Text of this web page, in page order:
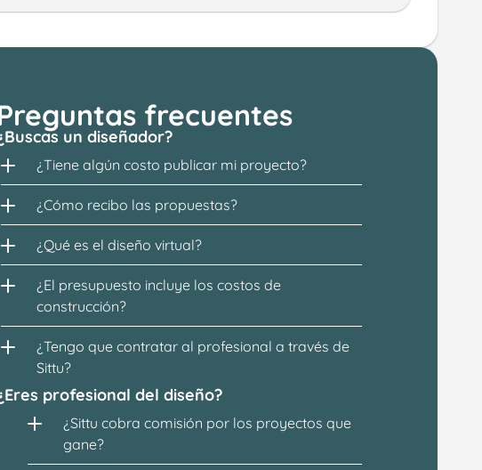
frecuentes
un diseñador?
¿Tiene algún costo publicar mi proyecto?
¿Cómo recibo las propuestas?
¿Qué es el diseño virtual?
¿El presupuesto incluye los costos de
construcción?
¿Tengo que contratar al profesional a través de
Sittu?
profesional del diseño?
¿Sittu cobra comisión por los proyectos que
gane?